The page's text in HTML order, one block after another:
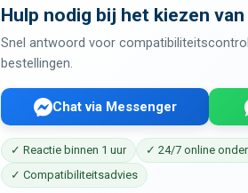
Hulp nodig bij het kiezen
Snel antwoord voor
bestellingen.
Chat via Messenger
✓ Reactie binnen 1 uur
✓ 24/7 online
✓ Compatibiliteitsadvies